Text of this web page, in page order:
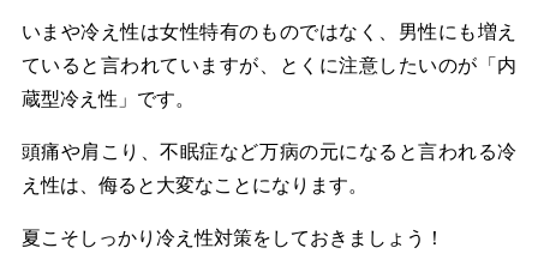
いまや冷え性は女性特有のものではなく、男性にも増え
ていると言われていますが、とくに注意したいのが「内
蔵型冷え性」です。
頭痛や肩こり、不眠症など万病の元になると言われる冷
え性は、侮ると大変なことになります。
夏こそしっかり冷え性対策をしておきましょう！